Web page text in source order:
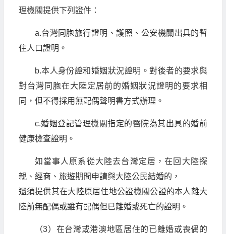
理機關提供下列證件：
a.台灣同胞旅行證明、護照、公安機關出具的暫
住人口證明。
b.本人身份證和婚姻狀況證明。對後者的要求與
對台灣同胞在大陸定居前的婚姻狀況證明的要求相
同，但不得採用無配偶聲明書方式辦理。
c.婚姻登記管理機關指定的醫院為其出具的婚前
健康檢查證明。
如當事人原系從大陸去台灣定居，在回大陸探
親、經商、旅遊期間申請與大陸公民結婚的，
還須提供其在大陸原居住地公證機關公證的本人離大
陸前無配偶或雖有配偶但已離婚或死亡的證明。
（3）在台灣或港澳地區居住的已離婚或喪偶的